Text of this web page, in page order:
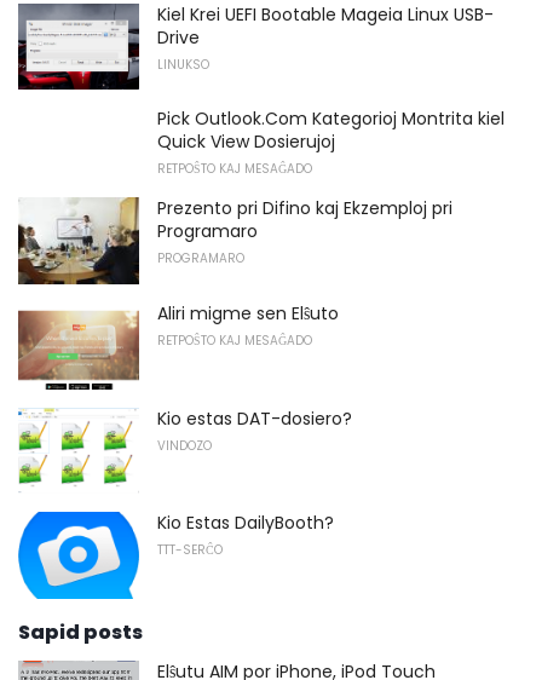
Kiel Krei UEFI Bootable Mageia Linux USB-
Drive
LINUKSO
Pick Outlook.Com Kategorioj Montrita kiel
Quick View Dosierujoj
RETPOŜTO KAJ MESAĜADO
Prezento pri Difino kaj Ekzemploj pri
Programaro
PROGRAMARO
Aliri migme sen Elŝuto
RETPOŜTO KAJ MESAĜADO
Kio estas DAT-dosiero?
VINDOZO
Kio Estas DailyBooth?
TTT-SERĈO
Sapid posts
Elŝutu AIM por iPhone, iPod Touch